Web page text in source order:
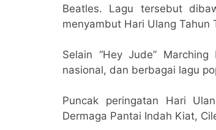
Beatles. Lagu tersebut
menyambut Hari Ulang Tahun
Selain “Hey Jude”
nasional, dan berbagai lagu
Puncak peringatan Hari
Dermaga Pantai Indah Kiat,